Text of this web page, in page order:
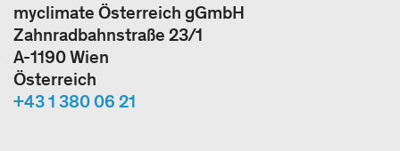
myclimate Österreich gGmbH
Zahnradbahnstraße 23/1
A-1190 Wien
Österreich
+43 1 380 06 21